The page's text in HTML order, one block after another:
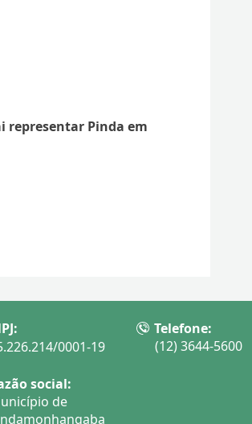
representar Pinda em
0001-19
social:
de
Telefone:
(12) 3644-5600